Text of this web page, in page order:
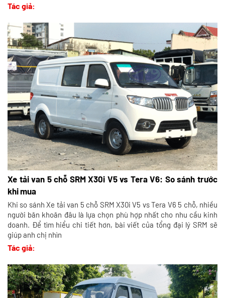
Tác giả:
Xe tải van 5 chỗ SRM X30i V5 vs Tera V6: So sánh trước
khi mua
Khi so sánh Xe tải van 5 chỗ SRM X30i V5 vs Tera V6 5 chỗ, nhiều
người băn khoăn đâu là lựa chọn phù hợp nhất cho nhu cầu kinh
doanh. Để tìm hiểu chi tiết hơn, bài viết của tổng đại lý SRM sẽ
giúp anh chị nhìn
Tác giả: